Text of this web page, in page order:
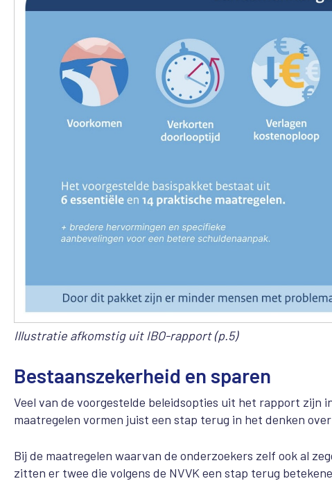
Illustratie afkomstig uit IBO-rapport (p.5)
Bestaanszekerheid en sparen
Veel van de voorgestelde beleidsopties uit het rapport zijn
maatregelen vormen juist een stap terug in het denken
Bij de maatregelen waarvan de onderzoekers zelf ook al
zitten er twee die volgens de NVVK een stap terug